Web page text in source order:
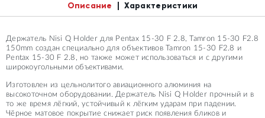
Описание Характеристики
Держатель Nisi Q Holder для Pentax 15-30 F 2.8, Tamron 15-30 F2.8
150mm создан специально для объективов Tamron 15-30 F2.8 и
Pentax 15-30 F 2.8, но также может использоваться и с другими
широкоугольными объективами.
Изготовлен из цельнолитого авиационного алюминия на
высокоточном оборудовании. Держатель Nisi Q Holder прочный и в
то же время лёгкий, устойчивый к лёгким ударам при падении.
Чёрное матовое покрытие снижает риск появления бликов и